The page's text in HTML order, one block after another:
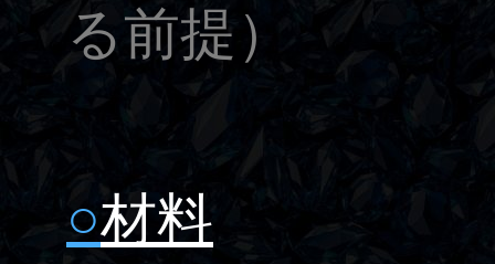
る前提）
○材料